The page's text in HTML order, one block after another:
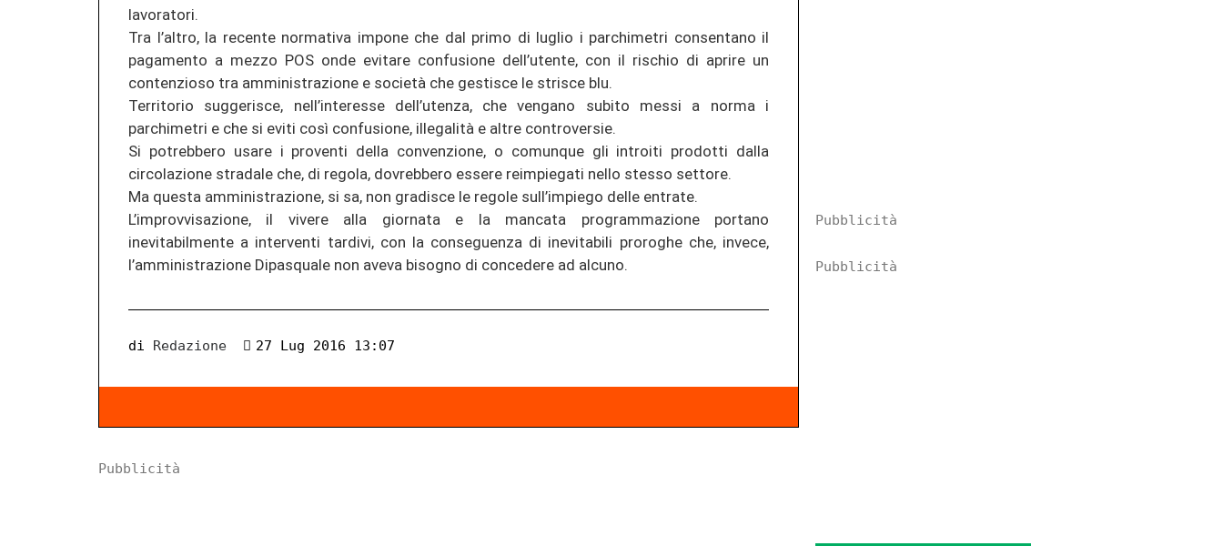
lavoratori.
Tra l’altro, la recente normativa impone che dal primo di luglio i parchimetri consentano il
pagamento a mezzo POS onde evitare confusione dell’utente, con il rischio di aprire un
contenzioso tra amministrazione e società che gestisce le strisce blu.
Territorio suggerisce, nell’interesse dell’utenza, che vengano subito messi a norma i
parchimetri e che si eviti così confusione, illegalità e altre controversie.
Si potrebbero usare i proventi della convenzione, o comunque gli introiti prodotti dalla
circolazione stradale che, di regola, dovrebbero essere reimpiegati nello stesso settore.
Ma questa amministrazione, si sa, non gradisce le regole sull’impiego delle entrate.
L’improvvisazione, il vivere alla giornata e la mancata programmazione portano
inevitabilmente a interventi tardivi, con la conseguenza di inevitabili proroghe che, invece,
l’amministrazione Dipasquale non aveva bisogno di concedere ad alcuno.
di Redazione 27 Lug 2016 13:07
Pubblicità
Pubblicità
Pubblicità